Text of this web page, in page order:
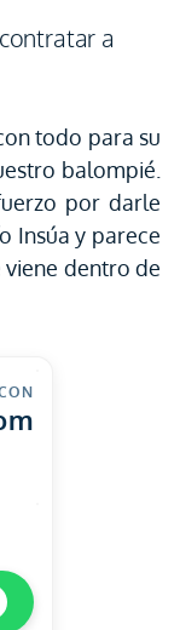
a
todo para su
balompié.
por darle
Insúa y parece
dentro de